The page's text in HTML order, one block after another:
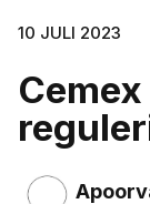
10 JULI 2023